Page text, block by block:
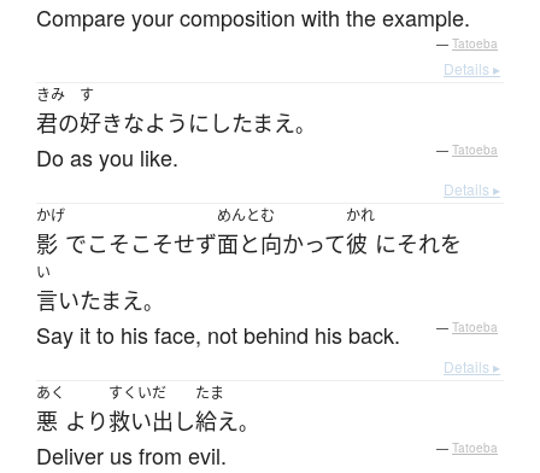
Compare your composition with the example.
— Tatoeba
Details ▸
きみ
君の
す
好きなよう に したまえ。
Do as you like. — Tatoeba
Details ▸
かげ
影 でこそこそせず
めんとむ
面と向かって
かれ
彼 にそれを
い
言いたまえ。
Say it to his face, not behind his back. — Tatoeba
Details ▸
あく
悪 より
すくいだ
救い出し
たま
給え。
Deliver us from evil. — Tatoeba